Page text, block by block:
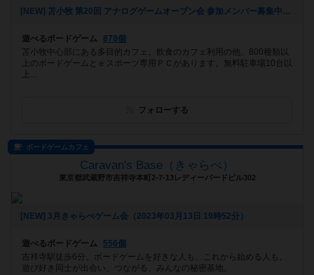
[NEW] 苫小牧 第20回 アナログゲームオープン会 参加メンバー募集中！（2024年09月05日 23時49分）
遊べるボードゲーム
878個
苫小牧中心部にある多目的カフェ。飲食のカフェ利用の他、800種類以
上のボードゲームとｅスポーツ専用ＰＣがあります。無料駐車場10台以
上...
フォローする
ボードゲームカフェ
Caravan's Base（きゃらべ）
東京都武蔵野市吉祥寺本町2-7-13レディーバードビル302
[NEW] 3月きゃらべゲーム会（2023年03月13日 19時52分）
遊べるボードゲーム
556個
吉祥寺駅徒歩6分。ボードゲームを好きな人も、これから始める人も。
遊び好き同士が出会い、つながる、みんなの秘密基地。